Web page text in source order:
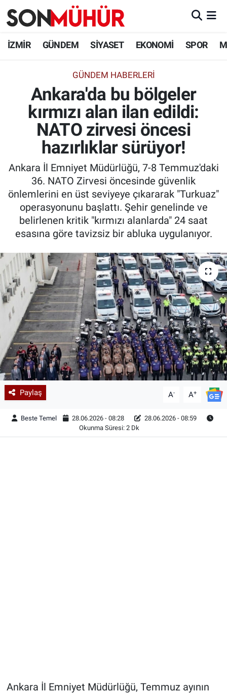
İZMİR GÜNDEM SİYASET EKONOMİ SPOR
GÜNDEM HABERLERI
Ankara'da bu bölgeler
kırmızı alan ilan edildi:
NATO zirvesi öncesi
hazırlıklar sürüyor!
Ankara İl Emniyet Müdürlüğü, 7-8 Temmuz'daki
36. NATO Zirvesi öncesinde güvenlik
önlemlerini en üst seviyeye çıkararak "Turkuaz"
operasyonunu başlattı. Şehir genelinde ve
belirlenen kritik "kırmızı alanlarda" 24 saat
esasına göre tavizsiz bir abluka uygulanıyor.
Paylaş A- A+
Beste Temel 28.06.2026 - 08:28
28.06.2026 - 08:59
Okunma Süresi: 2 Dk
Ankara İl Emniyet Müdürlüğü, Temmuz ayının
İzmir Nöbetçi Eczaneler
İzmir Namaz Vakitleri
İzmir Trafik Yoğunluk Haritası
Süper Lig Puan Durumu ve Fikstür
Tüm Manşetler
Son Dakika Haberleri
Haber Arşivi